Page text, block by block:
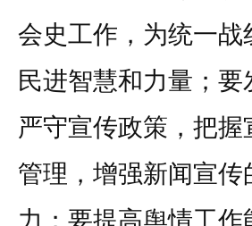
会史工作，为统一
民进智慧和力量；
严守宣传政策，把
管理，增强新闻宣
力；要提高舆情工